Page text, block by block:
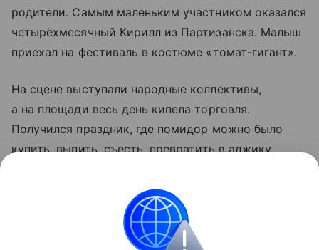
родители. Самым маленьким участником оказался
четырёхмесячный Кирилл из Партизанска. Малыш
приехал на фестиваль в костюме «томат-гигант».
На сцене выступали народные коллективы,
а на площади весь день кипела торговля.
Получился праздник, где помидор можно было
купить, выпить, съесть, превратить в аджику,
Черниговка в очередной раз доказала: если очень
любить помидоры, им вполне можно посвятить